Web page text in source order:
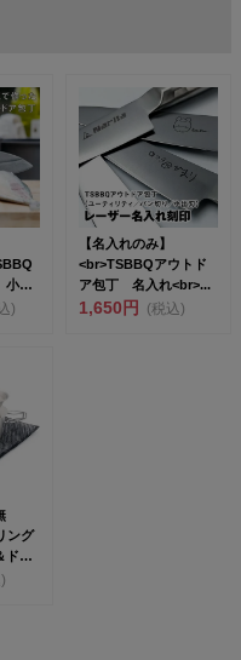
小出
)
【名入れのみ】
<br>TSBBQアウトド
ア包丁 名入れ<br>...
1,650円 (税込)
ング
ドリ